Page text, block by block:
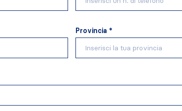
Provincia *